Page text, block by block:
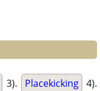
3). Placekicking 4).